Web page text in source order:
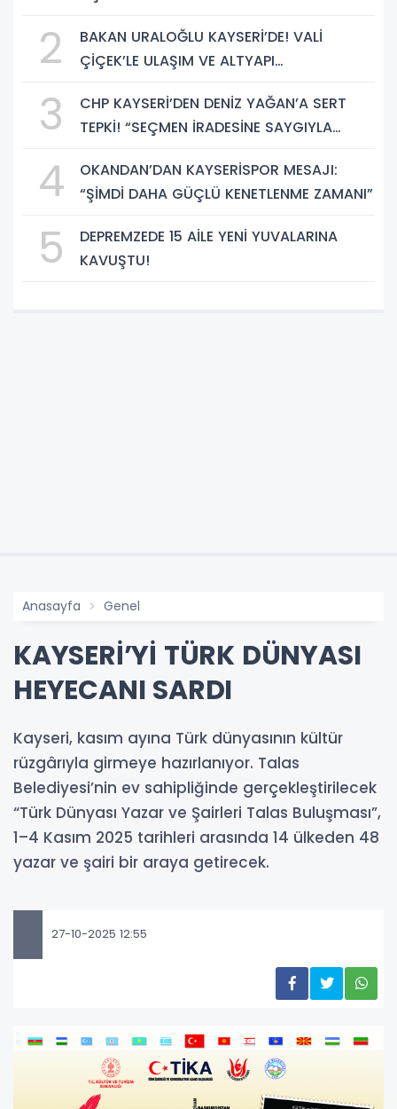
2
BAKAN URALOĞLU KAYSERİ’DE! VALİ
ÇİÇEK’LE ULAŞIM VE ALTYAPI
3
CHP KAYSERİ’DEN DENİZ YAĞAN’A SERT
TEPKİ! “SEÇMEN İRADESİNE SAYGIYLA
4
OKANDAN’DAN KAYSERİSPOR MESAJI:
“ŞİMDİ DAHA GÜÇLÜ KENETLENME ZAMANI”
5
DEPREMZEDE 15 AİLE YENİ YUVALARINA
KAVUŞTU!
Anasayfa Genel
KAYSERİ’Yİ TÜRK DÜNYASI
HEYECANI SARDI
Kayseri, kasım ayına Türk dünyasının kültür
rüzgârıyla girmeye hazırlanıyor. Talas
Belediyesi’nin ev sahipliğinde gerçekleştirilecek
“Türk Dünyası Yazar ve Şairleri Talas Buluşması”,
1–4 Kasım 2025 tarihleri arasında 14 ülkeden 48
yazar ve şairi bir araya getirecek.
27-10-2025 12:55